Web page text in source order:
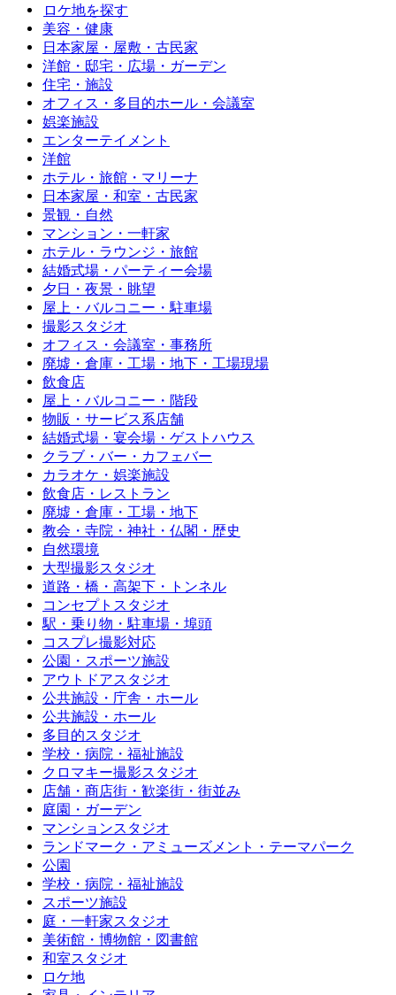
ロケ地を探す
美容・健康
日本家屋・屋敷・古民家
洋館・邸宅・広場・ガーデン
住宅・施設
オフィス・多目的ホール・会議室
娯楽施設
エンターテイメント
洋館
ホテル・旅館・マリーナ
日本家屋・和室・古民家
景観・自然
マンション・一軒家
ホテル・ラウンジ・旅館
結婚式場・パーティー会場
夕日・夜景・眺望
屋上・バルコニー・駐車場
撮影スタジオ
オフィス・会議室・事務所
廃墟・倉庫・工場・地下・工場現場
飲食店
屋上・バルコニー・階段
物販・サービス系店舗
結婚式場・宴会場・ゲストハウス
クラブ・バー・カフェバー
カラオケ・娯楽施設
飲食店・レストラン
廃墟・倉庫・工場・地下
教会・寺院・神社・仏閣・歴史
自然環境
大型撮影スタジオ
道路・橋・高架下・トンネル
コンセプトスタジオ
駅・乗り物・駐車場・埠頭
コスプレ撮影対応
公園・スポーツ施設
アウトドアスタジオ
公共施設・庁舎・ホール
公共施設・ホール
多目的スタジオ
学校・病院・福祉施設
クロマキー撮影スタジオ
店舗・商店街・歓楽街・街並み
庭園・ガーデン
マンションスタジオ
ランドマーク・アミューズメント・テーマパーク
公園
学校・病院・福祉施設
スポーツ施設
庭・一軒家スタジオ
美術館・博物館・図書館
和室スタジオ
ロケ地